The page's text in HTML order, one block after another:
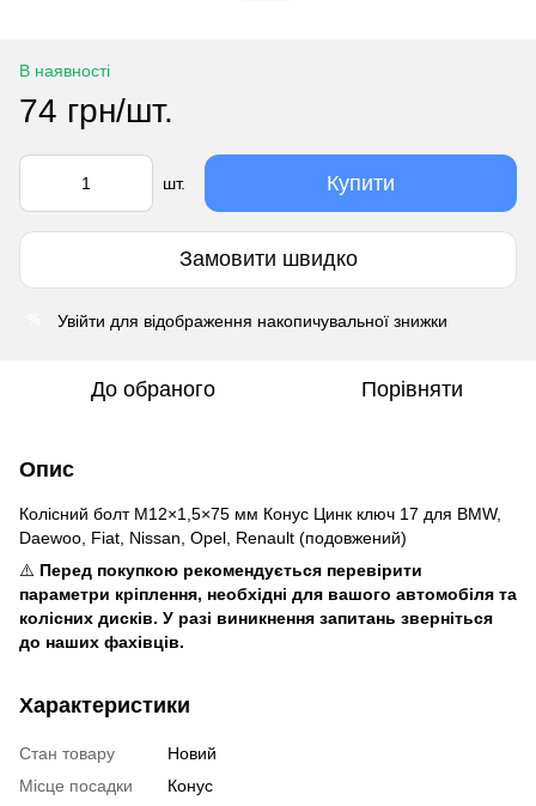
В наявності
74 грн/шт.
шт. Купити
Замовити швидко
Увійти для відображення накопичувальної знижки
До обраного Порівняти
Опис
Колісний болт M12×1,5×75 мм Конус Цинк ключ 17 для BMW,
Daewoo, Fiat, Nissan, Opel, Renault (подовжений)
⚠️ Перед покупкою рекомендується перевірити
параметри кріплення, необхідні для вашого автомобіля та
колісних дисків. У разі виникнення запитань зверніться
до наших фахівців.
Характеристики
Стан товару
Новий
Місце посадки
Конус